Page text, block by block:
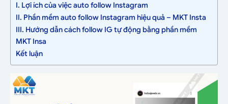
I. Lợi ích của việc auto follow Instagram
II. Phần mềm auto follow Instagram hiệu quả – MKT Insta
III. Hướng dẫn cách follow IG tự động bằng phần mềm
MKT Insa
Kết luận